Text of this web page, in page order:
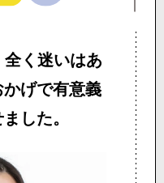
全く迷いはあ
かげで有意義
した。